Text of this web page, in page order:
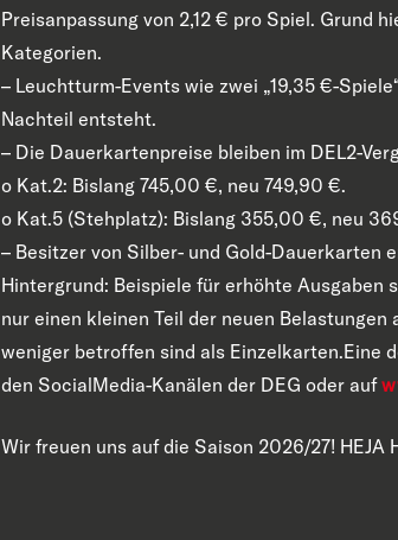
Preisanpassung von 2,12 € pro Spiel. Grund
Kategorien.
– Leuchtturm-Events wie zwei „19,35 €-
Nachteil entsteht.
– Die Dauerkartenpreise bleiben im DEL2-
o Kat.2: Bislang 745,00 €, neu 749,90 €.
o Kat.5 (Stehplatz): Bislang 355,00 €, neu
– Besitzer von Silber- und Gold-Dauerkarten
Hintergrund: Beispiele für erhöhte Ausgaben
nur einen kleinen Teil der neuen
weniger betroffen sind als Einzelkarten.Eine
den SocialMedia-Kanälen der DEG oder auf
Wir freuen uns auf die Saison 2026/27! HEJA